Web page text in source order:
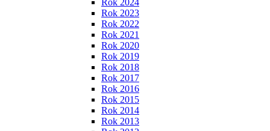
Rok 2024
Rok 2023
Rok 2022
Rok 2021
Rok 2020
Rok 2019
Rok 2018
Rok 2017
Rok 2016
Rok 2015
Rok 2014
Rok 2013